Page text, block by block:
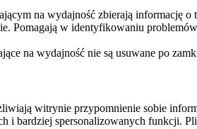
na wydajność zbierają informację
Pomagają w identyfikowaniu
na wydajność nie są usuwane po
witrynie przypomnienie sobie
i bardziej spersonalizowanych funkcji.